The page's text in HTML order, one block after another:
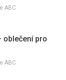
ABC
oblečení pro
ABC